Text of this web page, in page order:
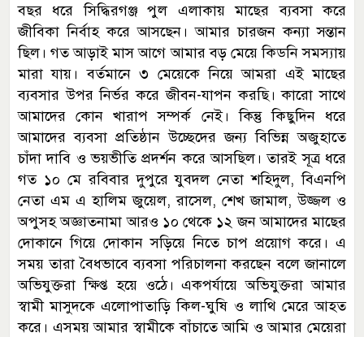
বছর ধরে সিদ্ধিরগঞ্জ পুল এলাকায় মাছের ব্যবসা করে
জীবিকা নির্বাহ করে আসছেন। আমার চারজন কন্যা সন্তান
ছিল। গত আড়াই মাস আগে আমার বড় মেয়ে কিডনি সমস্যায়
মারা যায়। বর্তমানে ৩ মেয়েকে নিয়ে আমরা এই মাছের
ব্যবসার উপর নির্ভর করে জীবন-যাপন করছি। কারো সাথে
আমাদের কোন খারাপ সম্পর্ক নেই। কিন্তু কিছুদিন ধরে
আমাদের ব্যবসা প্রতিষ্ঠান উচ্ছেদের জন্য বিভিন্ন অজুহাতে
চাঁদা দাবি ও ভয়ভীতি প্রদর্শন করে আসছিল। তারই সূত্র ধরে
গত ১০ মে রবিবার দুপুরে যুবদল নেতা শহিদুল, বিএনপি
নেতা এম এ হালিম জুয়েল, রাসেল, শেখ জামাল, উজ্জল ও
অপুসহ অজ্ঞাতনামা আরও ১০ থেকে ১২ জন আমাদের মাছের
দোকানে গিয়ে দোকান সড়িয়ে নিতে চাপ প্রয়োগ করে। এ
সময় তারা বৈধভাবে ব্যবসা পরিচালনা করছেন বলে জানালে
অভিযুক্তরা ক্ষিপ্ত হয়ে ওঠে। একপর্যায়ে অভিযুক্তরা আমার
স্বামী মাসুদকে এলোপাতাড়ি কিল-ঘুষি ও লাথি মেরে আহত
করে। এসময় আমার স্বামীকে বাঁচাতে আমি ও আমার মেয়েরা